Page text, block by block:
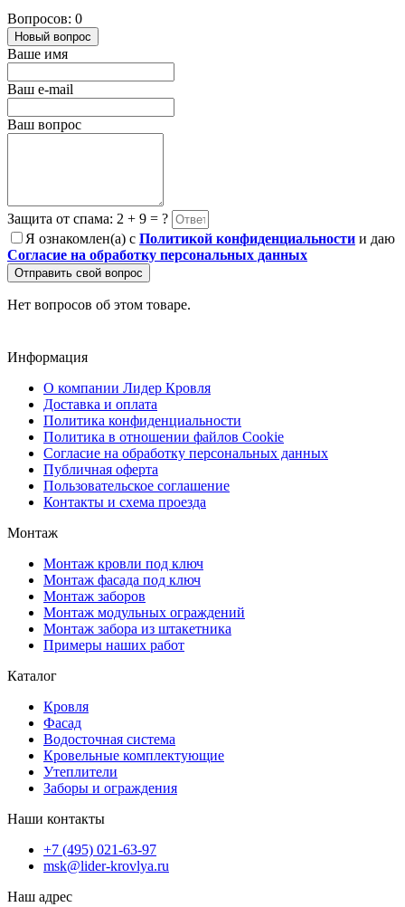
Вопросов: 0
Новый вопрос
Ваше имя
Ваш e-mail
Ваш вопрос
Защита от спама: 2 + 9 = ?
Я ознакомлен(а) с Политикой конфиденциальности и даю
Согласие на обработку персональных данных
Отправить свой вопрос
Нет вопросов об этом товаре.
Информация
О компании Лидер Кровля
Доставка и оплата
Политика конфиденциальности
Политика в отношении файлов Cookie
Согласие на обработку персональных данных
Публичная оферта
Пользовательское соглашение
Контакты и схема проезда
Монтаж
Монтаж кровли под ключ
Монтаж фасада под ключ
Монтаж заборов
Монтаж модульных ограждений
Монтаж забора из штакетника
Примеры наших работ
Каталог
Кровля
Фасад
Водосточная система
Кровельные комплектующие
Утеплители
Заборы и ограждения
Наши контакты
+7 (495) 021-63-97
msk@lider-krovlya.ru
Наш адрес